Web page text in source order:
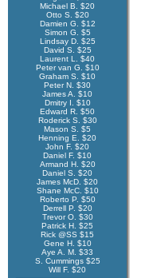
Michael B. $20
Otto S. $20
Damien G. $12
Simon G. $5
Lindsay D. $25
David S. $25
Laurent L. $40
Peter van G. $10
Graham S. $10
Peter N. $30
James A. $10
Dmitry I. $10
Edward R. $50
Roderick S. $30
Mason S. $5
Henning E. $20
John F. $20
Daniel F. $10
Armand H. $20
Daniel S. $20
James McD. $20
Shane McC. $10
Roberto P. $50
Derrell P. $20
Trevor O. $30
Patrick H. $25
Rick @SS $15
Gene H. $10
Aye A. M. $33
S. Cummings $25
Will F. $20